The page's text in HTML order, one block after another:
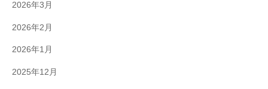
2026年3月
2026年2月
2026年1月
2025年12月